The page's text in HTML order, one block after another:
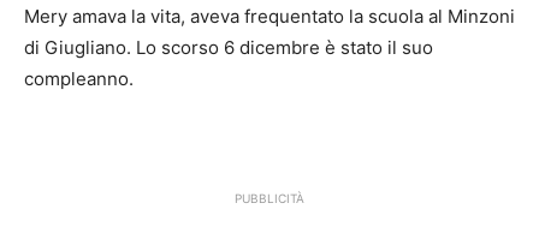
Mery amava la vita, aveva frequentato la scuola al Minzoni
di Giugliano. Lo scorso 6 dicembre è stato il suo
compleanno.
PUBBLICITÀ